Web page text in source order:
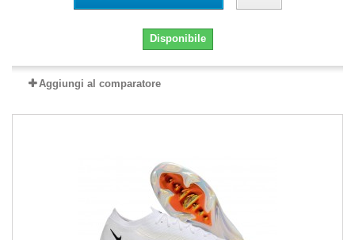
Disponibile
Aggiungi al comparatore